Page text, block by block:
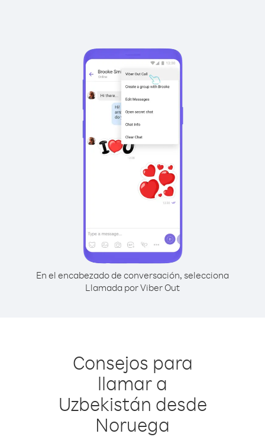
En el encabezado de conversación, selecciona
Llamada por Viber Out
Consejos para
llamar a
Uzbekistán desde
Noruega